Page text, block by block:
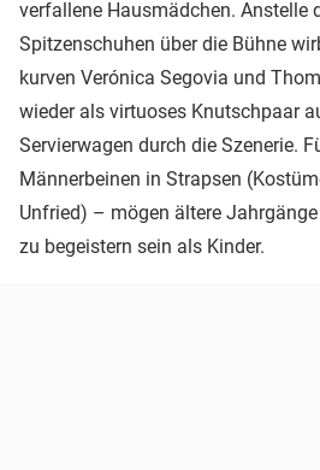
verfallene Hausmädchen. Anstelle
Spitzenschuhen über die Bühne
kurven Verónica Segovia und
wieder als virtuoses Knutschpaar
Servierwagen durch die Szenerie.
Männerbeinen in Strapsen
Unfried) – mögen ältere
zu begeistern sein als Kinder.